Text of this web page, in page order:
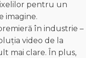
pentru un
imagine.
în industrie –
video de la
mai clare. În plus,